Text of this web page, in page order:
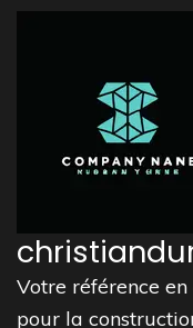
Aller
Votre référence
pour la